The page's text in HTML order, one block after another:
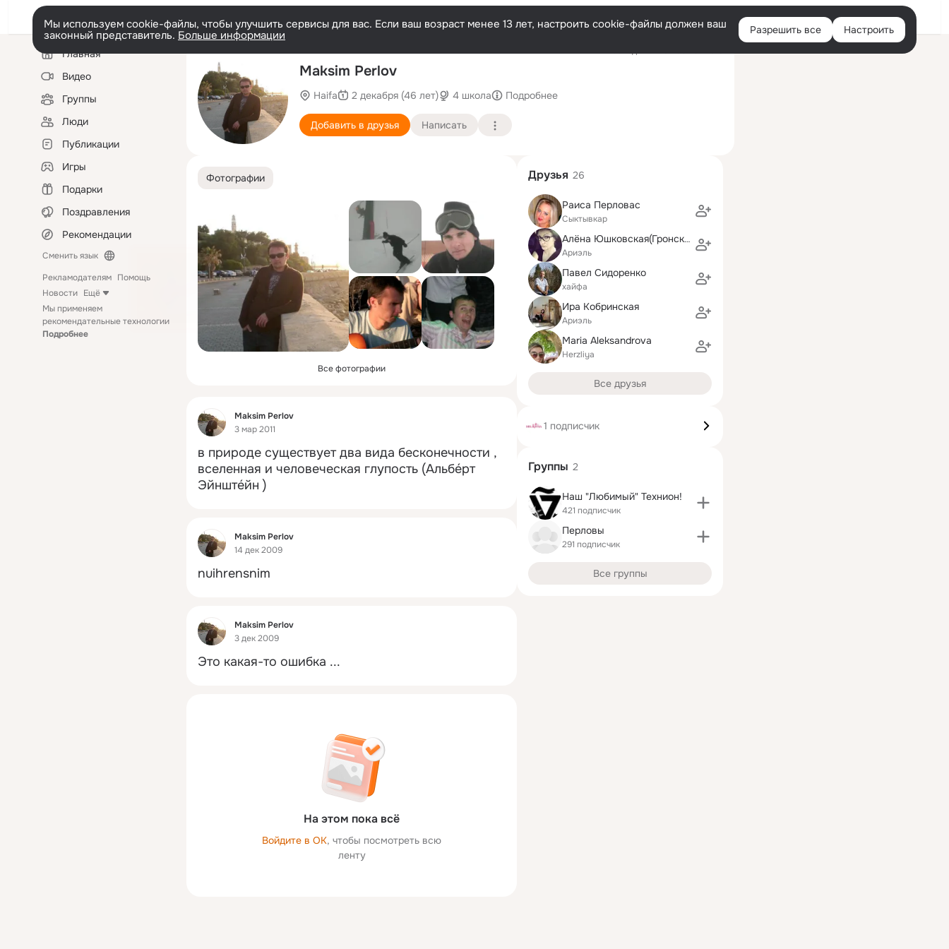
Войти
Мы используем cookie-файлы, чтобы улучшить сервисы для вас. Если ваш возраст менее 13 лет, настроить cookie-файлы должен ваш
законный представитель. Больше информации Разрешить все Настроить
Левая
колонкаГлавная
Видео
Группы
Люди
Публикации
Игры
Подарки
Поздравления
Рекомендации
Сменить язык
Рекламодателям Помощь
Новости Ещё
Мы применяем
рекомендательные технологии
Подробнее
Maksim Perlov
Haifa 2 декабря (46 лет) 4 школа Подробнее
Добавить в друзья Написать
Фотографии
Все фотографии
Фид
Maksim Perlov
3 мар 2011
в природе существует два вида бесконечности ,
вселенная и человеческая глупость (Альбе́рт
Эйнште́йн )
Фид
Maksim Perlov
14 дек 2009
nuihrensnim
Фид
Maksim Perlov
3 дек 2009
Это какая-то ошибка ...
На этом пока всё
Войдите в ОК, чтобы посмотреть всю
ленту
Друзья 26
Раиса Перловас
Сыктывкар
Алёна Юшковская(Гронская)
Ариэль
Павел Сидоренко
хайфа
Ира Кобринская
Ариэль
Maria Aleksandrova
Herzliya
Все друзья
1 подписчик
Группы 2
Наш "Любимый" Технион!
421 подписчик
Перловы
291 подписчик
Все группы